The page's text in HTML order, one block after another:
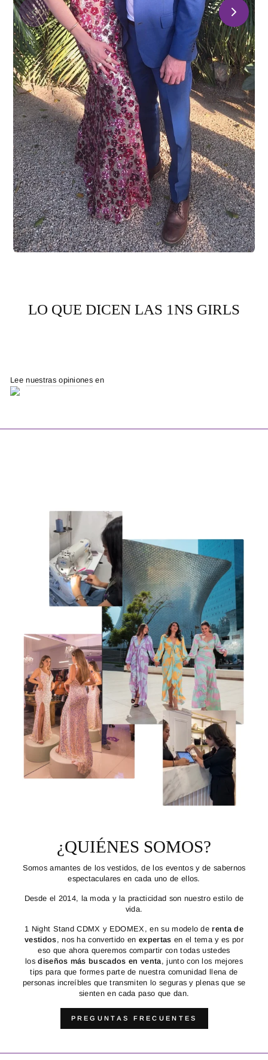
LO QUE DICEN LAS 1NS GIRLS
Leenuestras opiniones en
¿QUIÉNES SOMOS?
Somos amantes de los vestidos, de los eventos y de sabernos
espectaculares en cada uno de ellos.
Desde el 2014, la moda y la practicidad son nuestro estilo de
vida.
1 Night Stand CDMX y EDOMEX, en su modelo derenta de
vestidos, nos ha convertido en expertas en el tema y es por
eso que ahora queremos compartir con todas ustedes
losdiseños más buscados en venta, junto con los mejores
tips para que formes parte de nuestra comunidad llena de
personas increíbles que transmiten lo seguras y plenas que se
sienten en cada paso que dan.
PREGUNTAS FRECUENTES